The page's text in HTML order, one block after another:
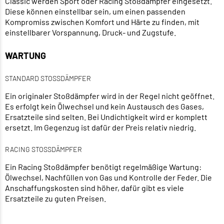
Diese können einstellbar sein, um einen passenden
Kompromiss zwischen Komfort und Härte zu finden, mit
einstellbarer Vorspannung, Druck- und Zugstufe.
WARTUNG
STANDARD STOSSDÄMPFER
Ein originaler Stoßdämpfer wird in der Regel nicht geöffnet.
Es erfolgt kein Ölwechsel und kein Austausch des Gases,
Ersatzteile sind selten. Bei Undichtigkeit wird er komplett
ersetzt. Im Gegenzug ist dafür der Preis relativ niedrig.
RACING STOSSDÄMPFER
Ein Racing Stoßdämpfer benötigt regelmäßige Wartung:
Ölwechsel, Nachfüllen von Gas und Kontrolle der Feder. Die
Anschaffungskosten sind höher, dafür gibt es viele
Ersatzteile zu guten Preisen.